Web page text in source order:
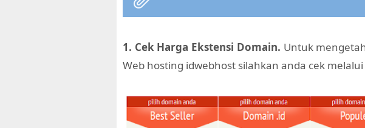
1. Cek Harga Ekstensi Domain. Untuk
Web hosting idwebhost silahkan anda cek melalui